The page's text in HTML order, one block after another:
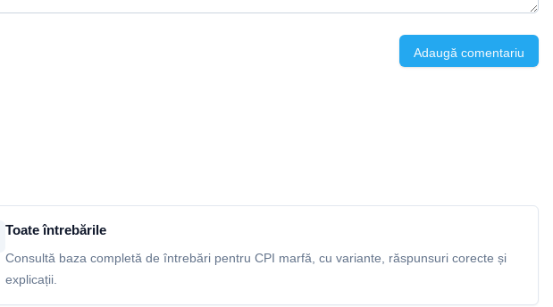
Adaugă comentariu
Toate întrebările
Consultă baza completă de întrebări pentru CPI marfă, cu variante, răspunsuri corecte și
explicații.